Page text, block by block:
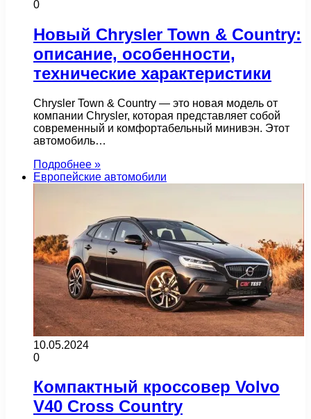
0
Новый Chrysler Town & Country:
описание, особенности,
технические характеристики
Chrysler Town & Country — это новая модель от
компании Chrysler, которая представляет собой
современный и комфортабельный минивэн. Этот
автомобиль…
Подробнее »
Европейские автомобили
10.05.2024
0
Компактный кроссовер Volvo
V40 Cross Country